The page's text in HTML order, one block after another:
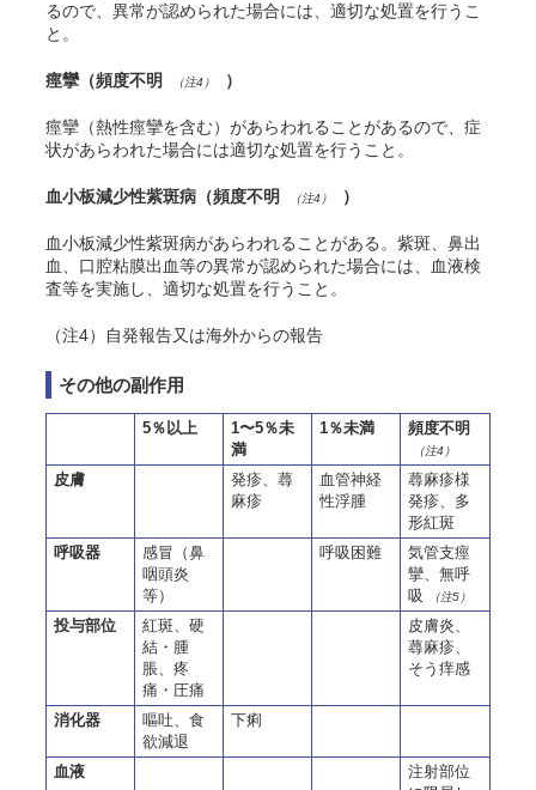
るので、異常が認められた場合には、適切な処置を行うこ
と。
痙攣（頻度不明 （注4） ）
痙攣（熱性痙攣を含む）があらわれることがあるので、症
状があらわれた場合には適切な処置を行うこと。
血小板減少性紫斑病（頻度不明 （注4） ）
血小板減少性紫斑病があらわれることがある。紫斑、鼻出
血、口腔粘膜出血等の異常が認められた場合には、血液検
査等を実施し、適切な処置を行うこと。
（注4） 自発報告又は海外からの報告
その他の副作用
5％以上
1〜5％未
満
1％未満 頻度不明
（注4）
皮膚
発疹、蕁
麻疹
血管神経
性浮腫
蕁麻疹様
発疹、多
形紅斑
呼吸器
感冒（鼻
咽頭炎
等）
呼吸困難
気管支痙
攣、無呼
吸
（注5）
投与部位
紅斑、硬
結・腫
脹、疼
痛・圧痛
皮膚炎、
蕁麻疹、
そう痒感
消化器
嘔吐、食
欲減退
下痢
血液
注射部位